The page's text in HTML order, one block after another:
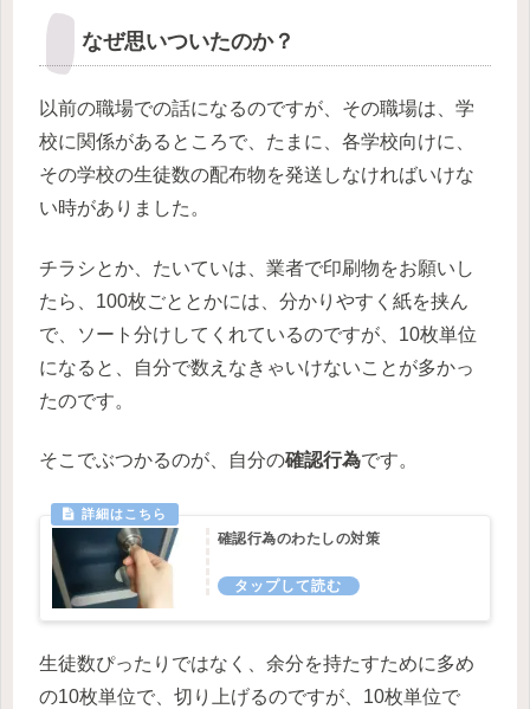
なぜ思いついたのか？
以前の職場での話になるのですが、その職場は、学
校に関係があるところで、たまに、各学校向けに、
その学校の生徒数の配布物を発送しなければいけな
い時がありました。
チラシとか、たいていは、業者で印刷物をお願いし
たら、100枚ごととかには、分かりやすく紙を挟ん
で、ソート分けしてくれているのですが、10枚単位
になると、自分で数えなきゃいけないことが多かっ
たのです。
そこでぶつかるのが、自分の確認行為です。
確認行為のわたしの対策
生徒数ぴったりではなく、余分を持たすために多め
の10枚単位で、切り上げるのですが、10枚単位で